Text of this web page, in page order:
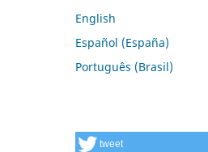
English
Español (España)
Português (Brasil)
tweet